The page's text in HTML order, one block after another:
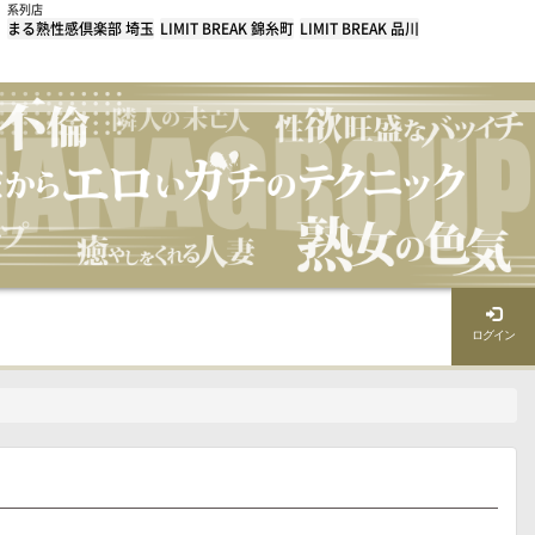
系列店
まる熟性感倶楽部 埼玉 LIMIT BREAK 錦糸町 LIMIT BREAK 品川